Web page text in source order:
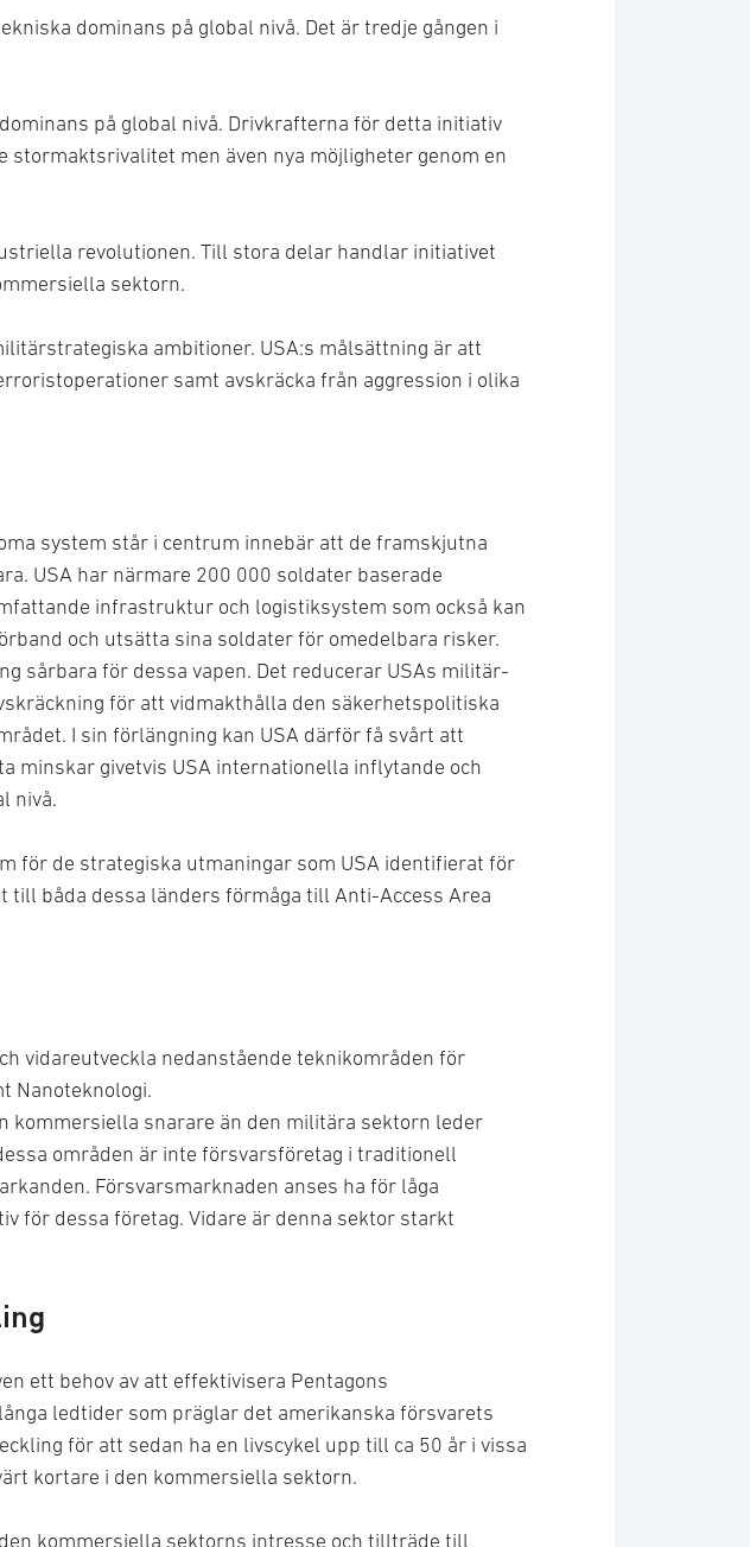
dominans på global nivå. Det är tredje gången i
på global nivå. Drivkrafterna för detta initiativ
men även nya möjligheter genom en
revolutionen. Till stora delar handlar initiativet
sektorn.
ambitioner. USA:s målsättning är att
samt avskräcka från aggression i olika
system står i centrum innebär att de framskjutna
USA har närmare 200 000 soldater baserade
infrastruktur och logistiksystem som också kan
och utsätta sina soldater för omedelbara risker.
sårbara för dessa vapen. Det reducerar USAs militär-
för att vidmakthålla den säkerhetspolitiska
I sin förlängning kan USA därför få svårt att
givetvis USA internationella inflytande och
nivå.
för de strategiska utmaningar som USA identifierat för
båda dessa länders förmåga till Anti-Access Area
vidareutveckla nedanstående teknikområden för
Nanoteknologi.
kommersiella snarare än den militära sektorn leder
områden är inte försvarsföretag i traditionell
Försvarsmarknaden anses ha för låga
för dessa företag. Vidare är denna sektor starkt
ett behov av att effektivisera Pentagons
ledtider som präglar det amerikanska försvarets
för att sedan ha en livscykel upp till ca 50 år i vissa
kortare i den kommersiella sektorn.
kommersiella sektorns intresse och tillträde till